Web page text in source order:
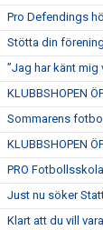
Pro Defendings
Stötta din
”Jag har känt mig
KLUBBSHOPEN
Sommarens
KLUBBSHOPEN
PRO Fotbollsskola
Just nu söker
Klart att du vill